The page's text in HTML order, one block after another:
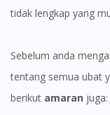
tidak lengkap yang
Sebelum anda mengambil ubat ini, sila maklumkan doktor anda
tentang semua ubat
berikut amaran juga: